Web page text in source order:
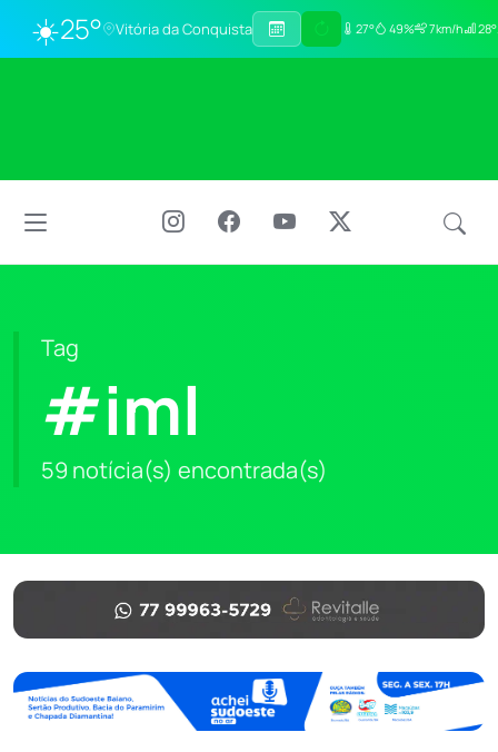
☀️25° Vitória da Conquista 27° 49% 7km/h
Tag
#iml
59 notícia(s) encontrada(s)